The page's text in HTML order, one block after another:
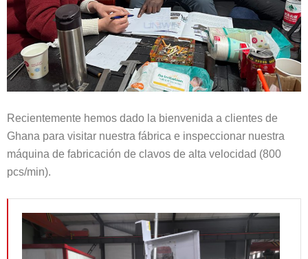
Recientemente hemos dado la bienvenida a clientes de
Ghana para visitar nuestra fábrica e inspeccionar nuestra
máquina de fabricación de clavos de alta velocidad (800
pcs/min).